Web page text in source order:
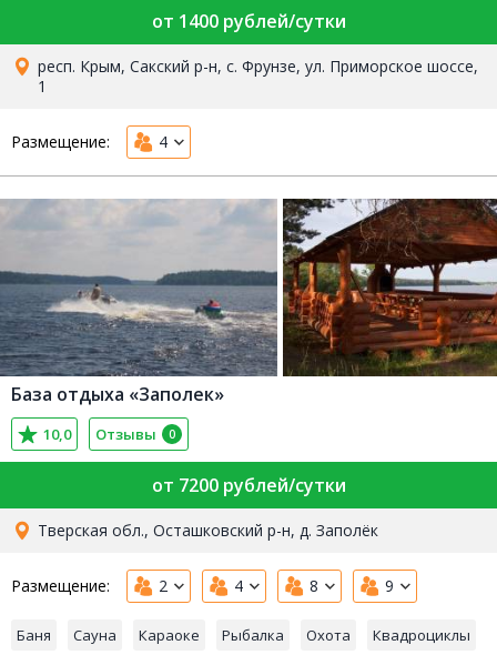
от 1400 рублей/сутки
респ. Крым, Сакский р-н, с. Фрунзе, ул. Приморское шоссе,
1
Размещение: 4
База отдыха «Заполек»
10,0 Отзывы 0
от 7200 рублей/сутки
Тверская обл., Осташковский р-н, д. Заполёк
Размещение: 2 4 8 9
Баня Сауна Караоке Рыбалка Охота Квадроциклы